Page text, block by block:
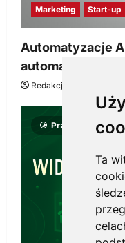
Ta
Marketing Start-up
Automatyzacje
automatyzacji i
Redakcja KnowMore.pl
Przeczytano 8